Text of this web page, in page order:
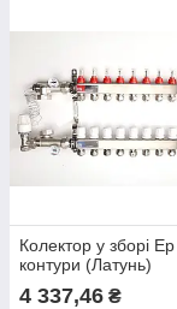
Колектор у зборі
контури (Латунь)
4 337,46 ₴